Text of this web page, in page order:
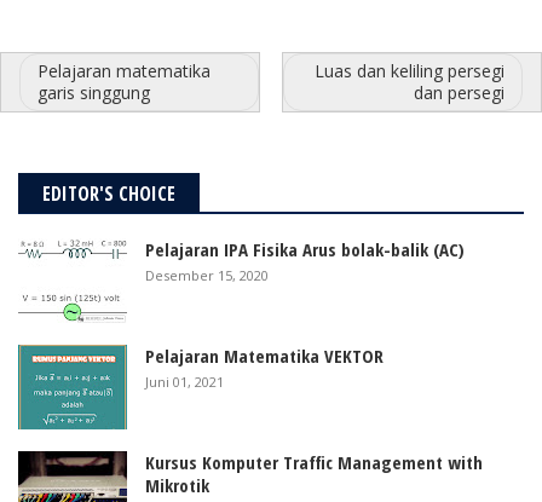
Pelajaran matematika
garis singgung
Luas dan keliling persegi
dan persegi
EDITOR'S CHOICE
Pelajaran IPA Fisika Arus bolak-balik (AC)
Desember 15, 2020
Pelajaran Matematika VEKTOR
Juni 01, 2021
Kursus Komputer Traffic Management with
Mikrotik